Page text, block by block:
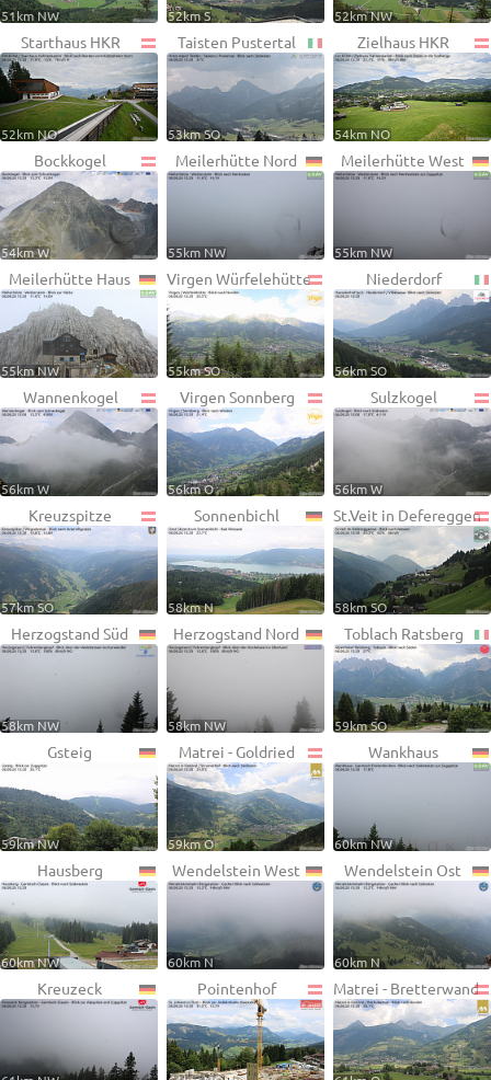
51km NW 52km S 52km NW
Starthaus HKR
52km NO
Taisten Pustertal
53km SO
Zielhaus HKR
54km NO
Bockkogel
54km W
Meilerhütte Nord
55km NW
Meilerhütte West
55km NW
Meilerhütte Haus
55km NW
Virgen Würfelehütte
55km SO
Niederdorf
56km SO
Wannenkogel
56km W
Virgen Sonnberg
56km O
Sulzkogel
56km W
Kreuzspitze
57km SO
Sonnenbichl
58km N
St.Veit in Defereggen
58km SO
Herzogstand Süd
58km NW
Herzogstand Nord
58km NW
Toblach Ratsberg
59km SO
Gsteig
59km NW
Matrei - Goldried
59km O
Wankhaus
60km NW
Hausberg
60km NW
Wendelstein West
60km N
Wendelstein Ost
60km N
Kreuzeck Pointenhof Matrei - Bretterwand